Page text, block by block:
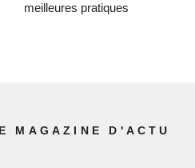
meilleures pratiques
MAGAZINE D'ACTU